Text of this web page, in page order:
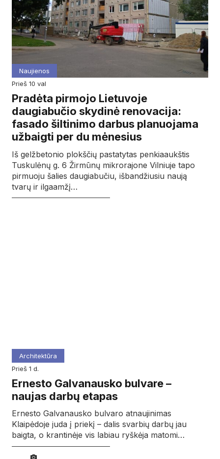
Naujienos
prieš 10 val
Pradėta pirmojo Lietuvoje
daugiabučio skydinė renovacija:
fasado šiltinimo darbus planuojama
užbaigti per du mėnesius
Iš gelžbetonio plokščių pastatytas penkiaaukštis
Tuskulėnų g. 6 Žirmūnų mikrorajone Vilniuje tapo
pirmuoju šalies daugiabučiu, išbandžiusiu naują
tvarų ir ilgaamžį…
Architektūra
prieš 1 d.
Ernesto Galvanausko bulvare –
naujas darbų etapas
Ernesto Galvanausko bulvaro atnaujinimas
Klaipėdoje juda į priekį – dalis svarbių darbų jau
baigta, o krantinėje vis labiau ryškėja matomi…